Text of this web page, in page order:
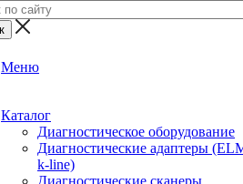
Меню
Каталог
Диагностическое оборудование
Диагностические адаптеры
k-line)
Диагностические сканеры